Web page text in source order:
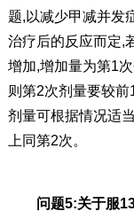
题,以减少甲减并发
治疗后的反应而定,
增加,增加量为第1
则第2次剂量要较
剂量可根据情况适
上同第2次。
问题5:关于服